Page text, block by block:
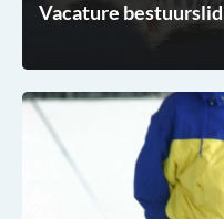
Vacature bestuurslid